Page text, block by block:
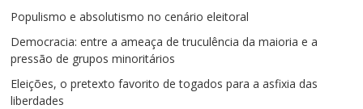
Populismo e absolutismo no cenário eleitoral
Democracia: entre a ameaça de truculência da maioria e a
pressão de grupos minoritários
Eleições, o pretexto favorito de togados para a asfixia das
liberdades